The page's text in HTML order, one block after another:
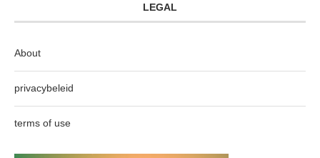
LEGAL
About
privacybeleid
terms of use